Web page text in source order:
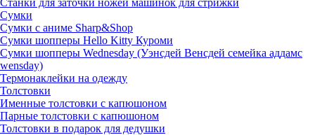
Станки для заточки ножей машинок для стрижки
Сумки
Сумки с аниме Sharp&Shop
Сумки шопперы Hello Kitty Куроми
Сумки шопперы Wednesday (Уэнсдей Венсдей семейка аддамс
wensday)
Термонаклейки на одежду
Толстовки
Именные толстовки с капюшоном
Парные толстовки с капюшоном
Толстовки в подарок для дедушки